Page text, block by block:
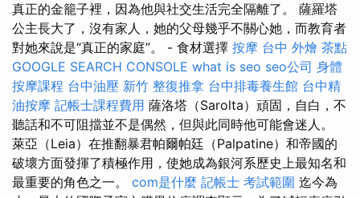
真正的金籠子裡，因為他與社交生活完全隔離了。 薩羅塔
公主長大了，沒有家人，她的父母幾乎不關心她，而教育者
對她來說是“真正的家庭”。 - 食材選擇 按摩 台中 外燴 茶點
GOOGLE SEARCH CONSOLE what is seo seo公司 身體
按摩課程 台中油壓 新竹 整復推拿 台中排毒養生館 台中精
油按摩 記帳士課程費用 薩洛塔（Sarolta）頑固，自白，不
聽話和不可阻擋並不是偶然，但與此同時他可能會迷人。
萊亞（Leia）在推翻暴君帕爾帕廷（Palpatine）和帝國的
破壞方面發揮了積極作用，使她成為銀河系歷史上最知名和
最重要的角色之一。 com是什麼 記帳士 考試範圍 迄今為